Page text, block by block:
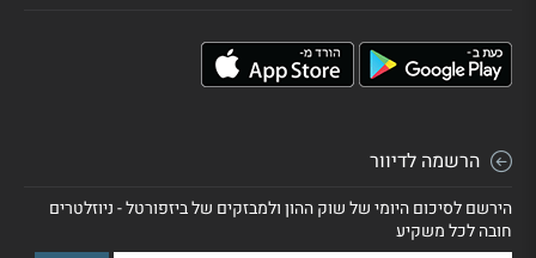
הרשמה לדיוור
הירשם לסיכום היומי של שוק ההון ולמבזקים של ביזפורטל - ניוזלטרים
חובה לכל משקיע